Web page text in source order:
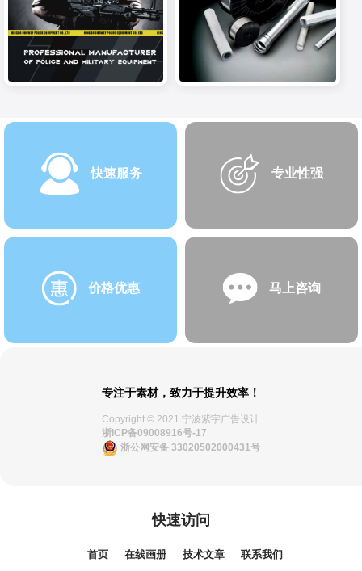
快速服务 专业性强
价格优惠 马上咨询
专注于素材，致力于提升效率！
Copyright © 2021 宁波紫宇广告设计
浙ICP备09008916号-17
浙公网安备 33020502000431号
快速访问
首页 在线画册 技术文章 联系我们